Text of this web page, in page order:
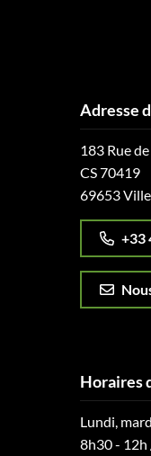
Adresse
183 Rue
CS 70419
69653
+33
Horaires
Lundi,
8h30 -